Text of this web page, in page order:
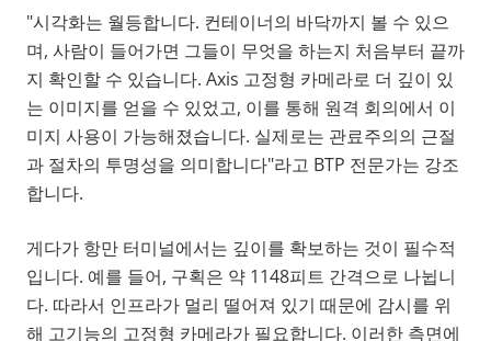
"시각화는 월등합니다. 컨테이너의 바닥까지 볼 수 있으
며, 사람이 들어가면 그들이 무엇을 하는지 처음부터 끝까
지 확인할 수 있습니다. Axis 고정형 카메라로 더 깊이 있
는 이미지를 얻을 수 있었고, 이를 통해 원격 회의에서 이
미지 사용이 가능해졌습니다. 실제로는 관료주의의 근절
과 절차의 투명성을 의미합니다"라고 BTP 전문가는 강조
합니다.
게다가 항만 터미널에서는 깊이를 확보하는 것이 필수적
입니다. 예를 들어, 구획은 약 1148피트 간격으로 나뉩니
다. 따라서 인프라가 멀리 떨어져 있기 때문에 감시를 위
해 고기능의 고정형 카메라가 필요합니다. 이러한 측면에